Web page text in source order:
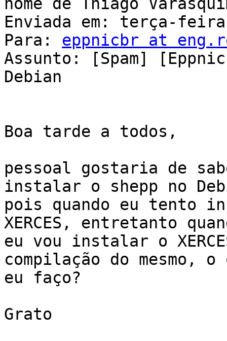
nome de Thiago
Enviada em: terça-
Para: eppnicbr at
Assunto: [Spam]
Debian
Boa tarde a todos,
pessoal gostaria de
instalar o shepp no
pois quando eu tento
XERCES, entretanto
eu vou instalar o
compilação do mesmo, o
eu faço?
Grato